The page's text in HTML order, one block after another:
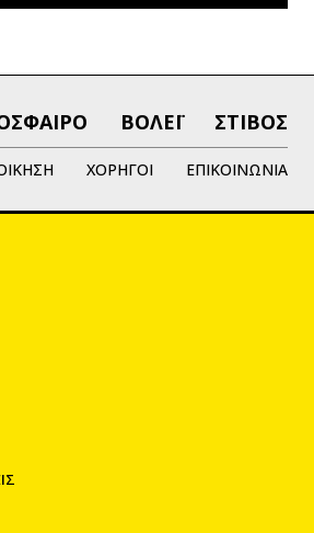
ΒΟΛΕΪ ΣΤΙΒΟΣ
ΧΟΡΗΓΟΙ ΕΠΙΚΟΙΝΩΝΙΑ